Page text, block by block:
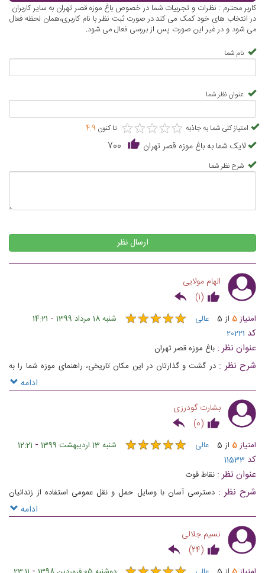
کاربر محترم : نظرات و تجربیات شما در خصوص باغ موزه قصر تهران به سایر کاربران
در انتخاب های خود کمک می کند.در صورت ثبت نظر با نام کاربری،همان لحظه فعال
می شود و در غیر این صورت پس از بررسی فعال می شود.
نام شما
عنوان نظر شما
امتیاز کلی شما به جاذبه ★★★★★
★★★★★ تا کنون 4.9
لایک شما به باغ موزه قصر تهران 700
شرح نظر شما
ارسال نظر
الهام مولایی
(
1
)
امتیاز5 از 5 عالی ★★★★★
★★★★★ شنبه 18 مرداد 1399 -
14:21
کد 20221
عنوان نظر : باغ موزه قصر تهران
شرح نظر : در گشت و گذارتان در این مکان تاریخی، راهنمای موزه شما را به
قسمت‌های مختلف می‌برد و از داستان‌های نهفته در دل زندان برایتان می‌گوید
ادامه
بشارت گودرزی
(
0
)
امتیاز5 از 5 عالی ★★★★★
★★★★★ شنبه 13 اردیبهشت 1399 -
12:21
کد 11533
عنوان نظر : نقاط قوت
شرح نظر : دسترسی آسان با وسایل حمل و نقل عمومی استفاده از زندانیان
سابق به عنوان راهنما وجود امکانات مناسب گردشگران مانند کافه، سرویس
با چهره های سیاسی و زندانیان جالب توجه تاریخ ایران استفاده از تجهیزات
صوتی برای شبیه سازی محیط زندان
ادامه
نسیم جلالی
(
24
)